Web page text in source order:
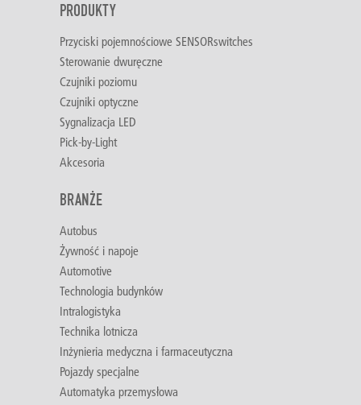
PRODUKTY
Przyciski pojemnościowe SENSORswitches
Sterowanie dwuręczne
Czujniki poziomu
Czujniki optyczne
Sygnalizacja LED
Pick-by-Light
Akcesoria
BRANŻE
Autobus
Żywność i napoje
Automotive
Technologia budynków
Intralogistyka
Technika lotnicza
Inżynieria medyczna i farmaceutyczna
Pojazdy specjalne
Automatyka przemysłowa